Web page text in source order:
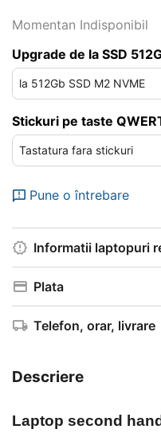
Momentan Indisponibil
Upgrade de la SSD
Stickuri pe taste
Pune o întrebare
Informatii laptopuri
Plata
Telefon, orar, livrare
Descriere
Laptop second